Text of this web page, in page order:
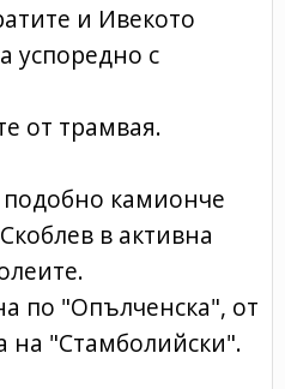
и Ивекото
успоредно с
от трамвая.
камионче
в активна
по "Опълченска", от
на "Стамболийски".